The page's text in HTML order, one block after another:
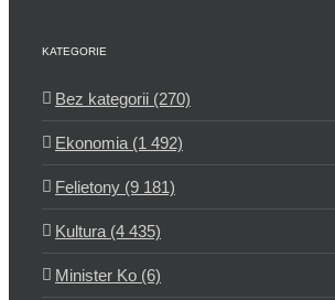
KATEGORIE
Bez kategorii (270)
Ekonomia (1 492)
Felietony (9 181)
Kultura (4 435)
Minister Ko (6)